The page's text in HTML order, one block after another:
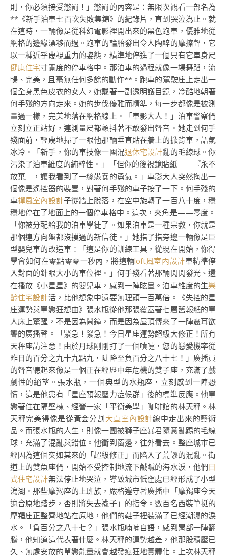
則，你必須接受懲罰！」懲罰的內容是：無限次觀看一部名為
**《新手泊車七百次失敗集錦》的紀錄片，直到哭泣為止。就
在這時，一輛像是從科幻電影裡開出來的黑色跑車，優雅地從
網格的邊緣漂移而過。跑車的輪胎發出令人陶醉的摩擦聲，它
以一種近乎蔑視重力的姿態，精準地停進了一個只有它車身尺
健康住宅寸寬度的停車格中。那泊車的過程就像一場舞蹈，流
暢、完美，且毫無任何多餘的動作**。跑車的駕駛座上走出一
個全身黑色皮衣的女人，她戴著一副透明護目鏡，冷酷地朝著
何手殘的方向走來。她的步伐優雅而精準，每一步都像是被測
量過一樣，完美地落在網格線上。「車影大人！」泊車警察們
立刻立正站好，連測量尺都顫抖著不敢發出聲音。她走到何手
殘面前，輕蔑地掃了一眼他那輛垂直貼在牆上的掀背車，語氣
冰冷。「新手，你的車技像一團混退休宅設計亂的毛線球。你
污染了泊車維度的純粹性。」「但你的後視鏡貼紙——『永不
放棄』，讓我看到了一絲愚蠢的勇氣。」車影大人突然掏出一
個像是遙控器的裝置，對著何手殘的車子按了一下。何手殘的
車禪風室內設計子從牆上脫落，在空中旋轉了一百八十度，穩
穩地停在了地面上的一個停車格中。這次，夾角是——零度。
「你被分配給我的泊車學徒了。如果泊車是一種宗教，你就是
那個連方向盤都沒摸過的新信徒。」她指了指旁邊一輛像是巨
型嬰兒車的改造車：「這是你的訓練工具，從現在開始，你得
學會如何在零點零零一秒內，將這輛loft風室內設計車精準停
入對面的針眼大小的車位裡。」何手殘看著那輛閃閃發光、還
在播放《小星星》的嬰兒車，感到一陣眩暈。泊車維度的生樂
齡住宅設計活，比他想象中還要無理頭一百萬倍。《失控的星
座運勢與單戀狂想曲》張水瓶從他那張覆蓋著七層舊報紙的單
人床上驚醒，不是因為鬧鐘，而是因為屋頂傳來了一陣震耳欲
聾的廣播聲。「緊急！緊急！今日星座運勢超級大修正！所有
天秤座請注意！由於月球剛剛打了一個噴嚏，您的戀愛機率從
昨日的百分之九十九點九，陡降至負百分之八十七！」廣播員
的聲音聽起來像是一個正在經歷中年危機的雙子座，充滿了戲
劇性的絕望。張水瓶，一個典型的水瓶座，立刻感到一陣恐
慌，這是他患有「星座預報壓力症候群」後的標準反應。他單
戀著住在隔壁棟、經營一家「平衡美學」咖啡館的林天秤。林
天秤完美得像是從黃金分割大直室內設計線中走出來的藝術
品。而張水瓶的人生，則像一團被獅子座暴君隨意亂踢的毛線
球，充滿了混亂與錯位。他衝到窗邊，往外看去。整座城市已
經因為這個突如其來的「超級修正」而陷入了荒謬的混亂。街
道上的雙魚座們，開始不受控制地流下鹹鹹的海水淚，他們日
式住宅設計無法停止地哭泣，導致城市低窪處已經形成了小型
潟湖。那些摩羯座的上班族，嚴格遵守著廣播中「摩羯座今天
適合原地踏步，否則將失去襪子」的指令。數百名西裝筆挺的
摩羯座正整齊地站在原地，他們的鞋子裡裝滿了已經潮濕的淚
水。「負百分之八十七？」張水瓶喃喃自語，感到胃部一陣翻
騰，他知道這代表著什麼。林天秤的運勢越差，他那股積壓已
久、無處安放的單戀能量就會越發瘋狂地實體化。上次林天秤